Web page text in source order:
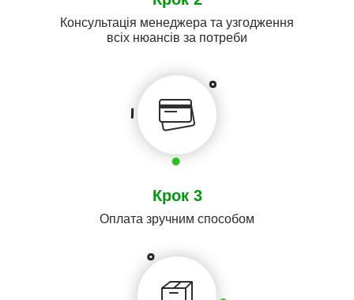
Консультація менеджера та узгодження
всіх нюансів за потреби
Крок 3
Оплата зручним способом